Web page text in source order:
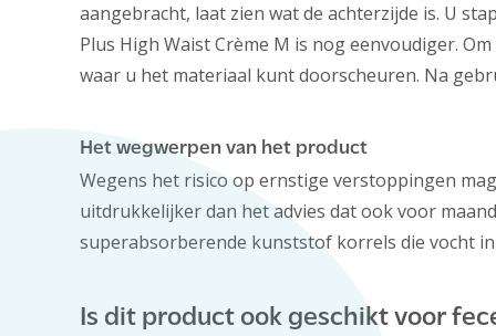
aangebracht, laat zien wat de achterzijde is. U
Plus High Waist Crème M is nog eenvoudiger.
waar u het materiaal kunt doorscheuren. Na
Het wegwerpen van het product
Wegens het risico op ernstige verstoppingen
uitdrukkelijker dan het advies dat ook voor
superabsorberende kunststof korrels die vocht
Is dit product ook geschikt voor